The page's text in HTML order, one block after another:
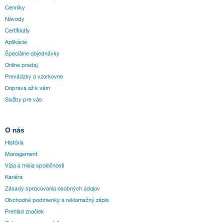
Cenníky
Návody
Certifikáty
Aplikácie
Špeciálne objednávky
Online predaj
Prevádzky a vzorkovne
Doprava až k vám
Služby pre vás
O nás
História
Management
Vízia a misia spoločnosti
Kariéra
Zásady spracúvania osobných údajov
Obchodné podmienky a reklamačný zápis
Prehľad značiek